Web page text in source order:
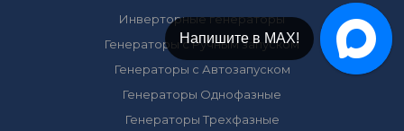
Инверторные генераторы
Генераторы с Ручным запуском
Генераторы с Автозапуском
Генераторы Однофазные
Генераторы Трехфазные
Напишите в МАХ!